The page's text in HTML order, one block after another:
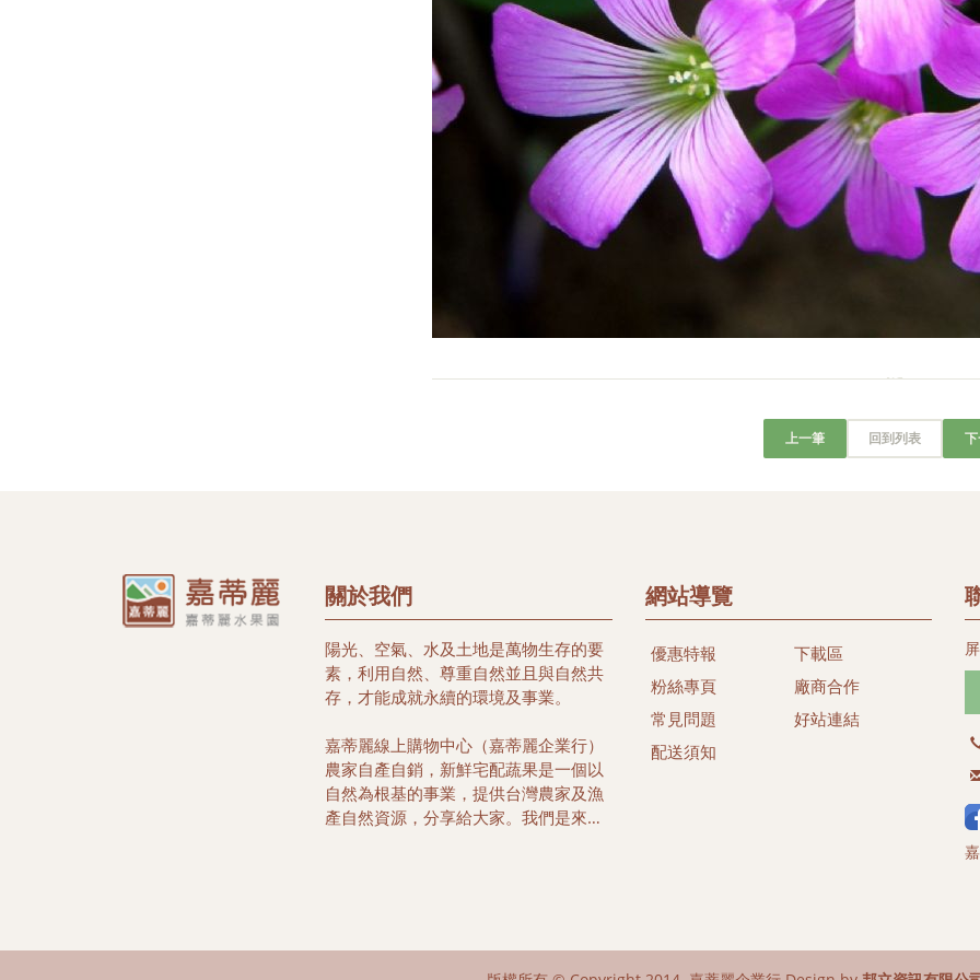
上一筆 回到列表
關於我們
陽光、空氣、水及土地是萬物生存的要
素，利用自然、尊重自然並且與自然共
存，才能成就永續的環境及事業。
嘉蒂麗線上購物中心（嘉蒂麗企業行）
農家自產自銷，新鮮宅配蔬果是一個以
自然為根基的事業，提供台灣農家及漁
產自然資源，分享給大家。我們是來自
網站導覽
優惠特報
粉絲專頁
常見問題
配送須知
下載區
廠商合作
好站連結